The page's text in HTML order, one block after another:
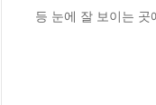
등 눈에 잘 보이는 곳